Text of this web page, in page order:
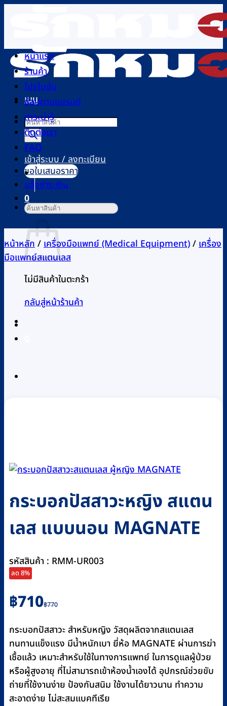
เนื้อหา
เมนู
Products
search
เข้าสู่ระบบ / ลงทะเบียน
0
ตะกร้าสินค้า
ไม่มีสินค้าในตะกร้า
กลับสู่หน้าร้านค้า
หน้าแรก
ร้านค้า
โปรโมชัน
ช้อปตามแบรนด์
สาระน่ารู้
ติดต่อเรา
FAQ
ขอใบเสนอราคา
แจ้งชำระเงิน
ค้นหา:
หน้าหลัก/เครื่องมือแพทย์ (Medical Equipment)/เครื่อง
มือแพทย์สแตนเลส
กระบอกปัสสาวะหญิง สแตน
เลส แบบนอน MAGNATE
รหัสสินค้า : RMM-UR003
ลด 8%
฿770
Original
price
was:
฿770.
฿710
Current
price
is:
฿710.
กระบอกปัสสาวะ สำหรับหญิง วัสดุผลิตจากสแตนเลส
ทนทานแข็งแรง มีน้ำหนักเบา ยี่ห้อ MAGNATE ผ่านการฆ่า
เชื้อแล้ว เหมาะสำหรับใช้ในทางการแพทย์ ในการดูแลผู้ป่วย
หรือผู้สูงอายุ ที่ไม่สามารถเข้าห้องน้ำเองได้ อุปกรณ์ช่วยขับ
ถ่ายที่ใช้งานง่าย ป้องกันสนิม ใช้งานได้ยาวนาน ทำความ
สะอาดง่าย ไม่สะสมแบคทีเรีย